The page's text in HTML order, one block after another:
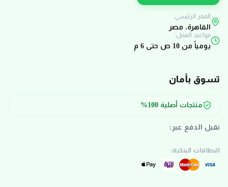
المقر الرئيسي:
القاهرة، مصر
مواعيد العمل:
يومياً من 10 ص حتى 6 م
تسوق بأمان
منتجات أصلية 100%
نقبل الدفع عبر:
البطاقات البنكية: